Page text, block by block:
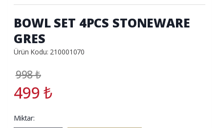
BOWL SET 4PCS STONEWARE
GRES
Ürün Kodu: 210001070
998₺
499₺
Miktar: